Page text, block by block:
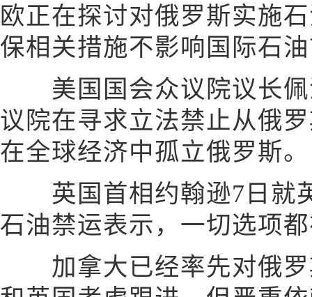
欧正在探讨对俄罗斯实施
保相关措施不影响国际石
美国国会众议院议长佩
议院在寻求立法禁止从俄
在全球经济中孤立俄罗斯。
英国首相约翰逊7日就
石油禁运表示，一切选项
加拿大已经率先对俄罗